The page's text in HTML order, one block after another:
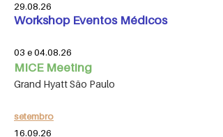
​29.08.26
Workshop Eventos Médicos
03 e 04.08.26
MICE Meeting
Grand Hyatt São Paulo
setembro
16.09.26